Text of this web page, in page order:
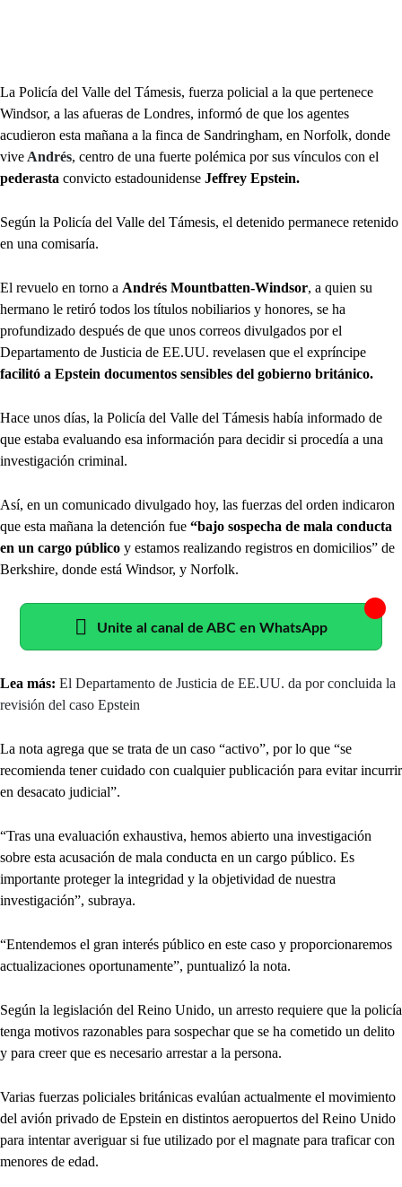
La Policía del Valle del Támesis, fuerza policial a la que pertenece
Windsor, a las afueras de Londres, informó de que los agentes
acudieron esta mañana a la finca de Sandringham, en Norfolk, donde
vive Andrés, centro de una fuerte polémica por sus vínculos con el
pederasta convicto estadounidense Jeffrey Epstein.
Según la Policía del Valle del Támesis, el detenido permanece retenido
en una comisaría.
El revuelo en torno a Andrés Mountbatten-Windsor, a quien su
hermano le retiró todos los títulos nobiliarios y honores, se ha
profundizado después de que unos correos divulgados por el
Departamento de Justicia de EE.UU. revelasen que el expríncipe
facilitó a Epstein documentos sensibles del gobierno británico.
Hace unos días, la Policía del Valle del Támesis había informado de
que estaba evaluando esa información para decidir si procedía a una
investigación criminal.
Así, en un comunicado divulgado hoy, las fuerzas del orden indicaron
que esta mañana la detención fue “bajo sospecha de mala conducta
en un cargo público y estamos realizando registros en domicilios” de
Berkshire, donde está Windsor, y Norfolk.
Unite al canal de ABC en WhatsApp
Lea más: El Departamento de Justicia de EE.UU. da por concluida la
revisión del caso Epstein
La nota agrega que se trata de un caso “activo”, por lo que “se
recomienda tener cuidado con cualquier publicación para evitar incurrir
en desacato judicial”.
“Tras una evaluación exhaustiva, hemos abierto una investigación
sobre esta acusación de mala conducta en un cargo público. Es
importante proteger la integridad y la objetividad de nuestra
investigación”, subraya.
“Entendemos el gran interés público en este caso y proporcionaremos
actualizaciones oportunamente”, puntualizó la nota.
Según la legislación del Reino Unido, un arresto requiere que la policía
tenga motivos razonables para sospechar que se ha cometido un delito
y para creer que es necesario arrestar a la persona.
Varias fuerzas policiales británicas evalúan actualmente el movimiento
del avión privado de Epstein en distintos aeropuertos del Reino Unido
para intentar averiguar si fue utilizado por el magnate para traficar con
menores de edad.